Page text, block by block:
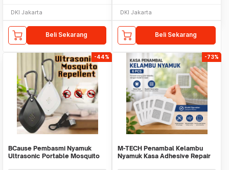
DKI Jakarta
Beli Sekarang
DKI Jakarta
Beli Sekarang
-44%
BCause Pembasmi Nyamuk
Ultrasonic Portable Mosquito
-73%
M-TECH Penambal Kelambu
Nyamuk Kasa Adhesive Repair